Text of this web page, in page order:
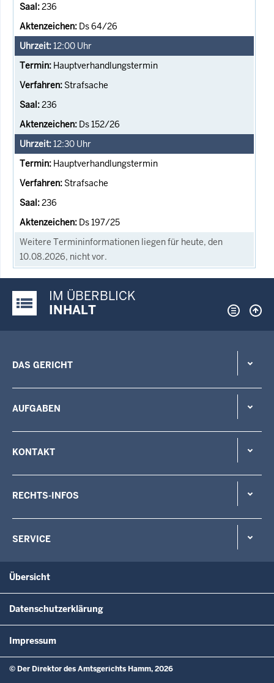
236
Ds 64/26
12:00 Uhr
Hauptverhandlungstermin
Strafsache
236
Ds 152/26
12:30 Uhr
Hauptverhandlungstermin
Strafsache
236
Ds 197/25
Weitere Termininformationen liegen für heute, den
10.08.2026, nicht vor.
Justiz-Portal im Überblick:
IM ÜBERBLICK
INHALT
DAS GERICHT
AUFGABEN
KONTAKT
RECHTS-INFOS
SERVICE
Übersicht
Datenschutzerklärung
Impressum
© Der Direktor des Amtsgerichts Hamm, 2026